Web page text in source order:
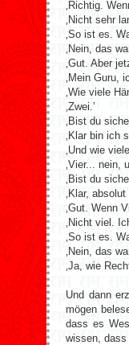
‚Richtig.
‚Nicht sehr
‚So ist es.
‚Nein, das
‚Gut. Aber
‚Mein Guru,
‚Wie viele
‚Zwei.’
‚Bist du
‚Klar bin ich
‚Und wie
‚Vier... nein,
‚Bist du
‚Klar, absolut
‚Gut. Wenn
‚Nicht viel.
‚So ist es.
‚Nein, das
‚Ja, wie
Und dann
mögen
dass es
wissen,